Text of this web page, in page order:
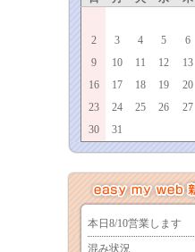
2
3 4 5 6
9
10 11 12 13
16
17 18 19 20
23
24 25 26 27
30
31